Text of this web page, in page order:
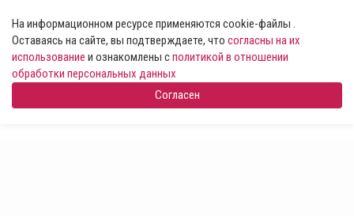
На информационном ресурсе применяются cookie-файлы .
Оставаясь на сайте, вы подтверждаете, что согласны на их
использование и ознакомлены сполитикой в отношении
обработки персональных данных
Согласен